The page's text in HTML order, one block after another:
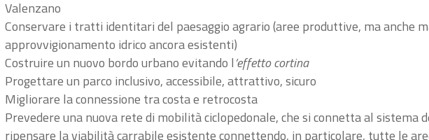
Valenzano
Conservare i tratti identitari del paesaggio agrario (aree produttive, ma anche
approvvigionamento idrico ancora esistenti)
Costruire un nuovo bordo urbano evitando l’effetto cortina
Progettare un parco inclusivo, accessibile, attrattivo, sicuro
Migliorare la connessione tra costa e retrocosta
Prevedere una nuova rete di mobilità ciclopedonale, che si connetta al sistema
ripensare la viabilità carrabile esistente connettendo, in particolare, tutte le